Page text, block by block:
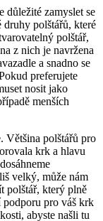
důležité zamyslet se
polštářů, které​
polštář,​
z nich je navržena​
a snadno se
preferujete
nosit‌ jako
menších
Většina polštářů pro
krk a ⁢hlavu⁣
velký, ⁢může nám
‍polštář, který plně
podporu ⁣pro váš krk
abyste našli ‍tu